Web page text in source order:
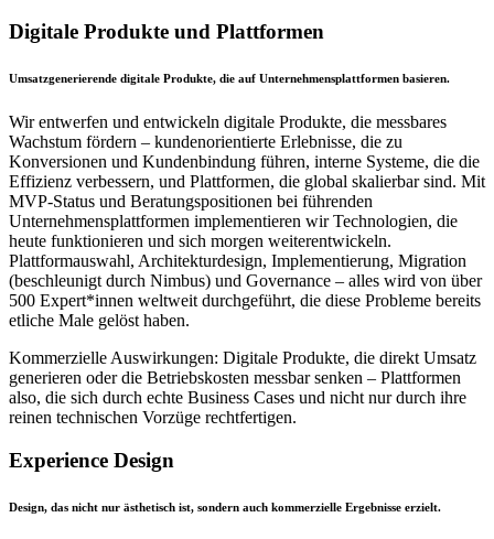
Digitale Produkte und Plattformen
Umsatzgenerierende digitale Produkte, die auf Unternehmensplattformen basieren.
Wir entwerfen und entwickeln digitale Produkte, die messbares
Wachstum fördern – kundenorientierte Erlebnisse, die zu
Konversionen und Kundenbindung führen, interne Systeme, die die
Effizienz verbessern, und Plattformen, die global skalierbar sind. Mit
MVP-Status und Beratungspositionen bei führenden
Unternehmensplattformen implementieren wir Technologien, die
heute funktionieren und sich morgen weiterentwickeln.
Plattformauswahl, Architekturdesign, Implementierung, Migration
(beschleunigt durch Nimbus) und Governance – alles wird von über
500 Expert*innen weltweit durchgeführt, die diese Probleme bereits
etliche Male gelöst haben.
Kommerzielle Auswirkungen: Digitale Produkte, die direkt Umsatz
generieren oder die Betriebskosten messbar senken – Plattformen
also, die sich durch echte Business Cases und nicht nur durch ihre
reinen technischen Vorzüge rechtfertigen.
Experience Design
Design, das nicht nur ästhetisch ist, sondern auch kommerzielle Ergebnisse erzielt.